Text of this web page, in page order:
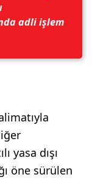
adli işlem
yasa dışı
öne sürülen